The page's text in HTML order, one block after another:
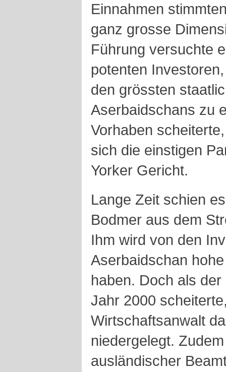
Einnahmen
ganz grosse
Führung versuchte
potenten
den grössten
Aserbaidschans zu
Vorhaben
sich die einstigen
Yorker Gericht.
Lange Zeit schien
Bodmer aus dem
Ihm wird von den
Aserbaidschan
haben. Doch als
Jahr 2000
Wirtschaftsanwalt
niedergelegt.
ausländischer